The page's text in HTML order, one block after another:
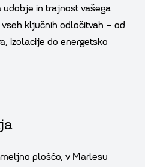
udobje in trajnost vašega
ključnih odločitvah – od
izolacije do energetsko
ploščo, v Marlesu